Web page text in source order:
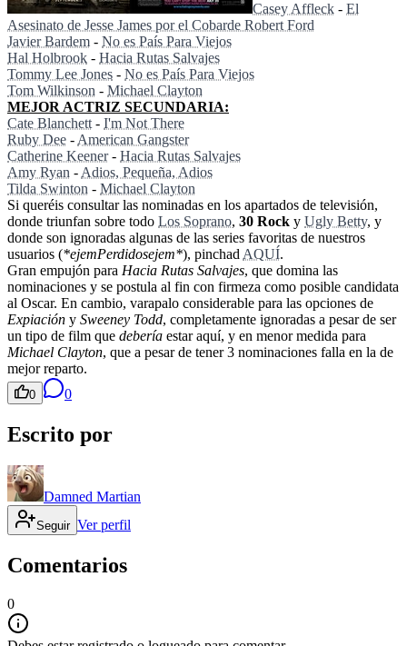
Casey Affleck - El
Asesinato de Jesse James por el Cobarde Robert Ford
Javier Bardem - No es País Para Viejos
Hal Holbrook - Hacia Rutas Salvajes
Tommy Lee Jones - No es País Para Viejos
Tom Wilkinson - Michael Clayton
MEJOR ACTRIZ SECUNDARIA:
Cate Blanchett - I'm Not There
Ruby Dee - American Gangster
Catherine Keener- Hacia Rutas Salvajes
Amy Ryan - Adios, Pequeña, Adios
Tilda Swinton - Michael Clayton
Si queréis consultar las nominadas en los apartados de televisión,
donde triunfan sobre todo Los Soprano, 30 Rock y Ugly Betty, y
donde son ignoradas algunas de las series favoritas de nuestros
usuarios (*ejemPerdidosejem*), pinchad AQUÍ.
Gran empujón para Hacia Rutas Salvajes, que domina las
nominaciones y se postula al fin con firmeza como posible candidata
al Oscar. En cambio, varapalo considerable para las opciones de
Expiación y Sweeney Todd, completamente ignoradas a pesar de ser
un tipo de film que debería estar aquí, y en menor medida para
Michael Clayton, que a pesar de tener 3 nominaciones falla en la de
mejor reparto.
0 0
Escrito por
Damned Martian
Seguir Ver perfil
Comentarios
0